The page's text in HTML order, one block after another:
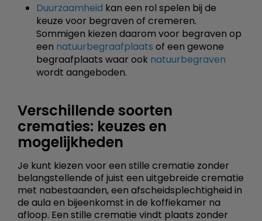
Duurzaamheid kan een rol spelen bij de
keuze voor begraven of cremeren.
Sommigen kiezen daarom voor begraven op
een natuurbegraafplaats of een gewone
begraafplaats waar ook natuurbegraven
wordt aangeboden.
Verschillende soorten
crematies: keuzes en
mogelijkheden
Je kunt kiezen voor een stille crematie zonder
belangstellende of juist een uitgebreide crematie
met nabestaanden, een afscheidsplechtigheid in
de aula en bijeenkomst in de koffiekamer na
afloop. Een stille crematie vindt plaats zonder